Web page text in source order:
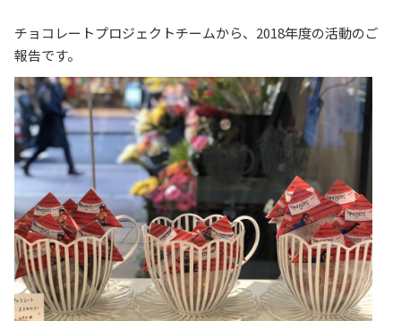
チョコレートプロジェクトチームから、2018年度の活動のご
報告です。